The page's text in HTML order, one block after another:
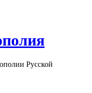
Русской